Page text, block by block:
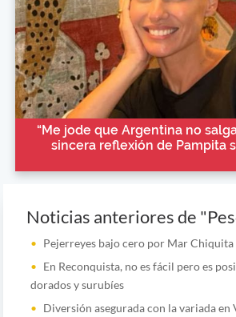
“Me jode que Argentina no
sincera reflexión de Pampita
Noticias anteriores de
Pejerreyes bajo cero por Mar Chiquita
En Reconquista, no es fácil pero es
dorados y surubíes
Diversión asegurada con la variada